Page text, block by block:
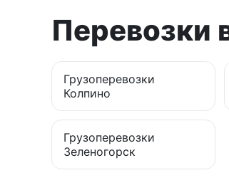
Перевозки
Грузоперевозки
Колпино
Грузоперевозки
Зеленогорск